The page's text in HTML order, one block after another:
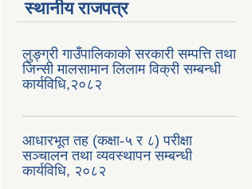
स्थानीय राजपत्र
लुङ्ग्री गाउँपालिकाको सरकारी सम्पत्ति तथा
जिन्सी मालसामान लिलाम विक्री सम्बन्धी
कार्यविधि,२०८२
आधारभूत तह (कक्षा-५ र ८) परीक्षा
सञ्चालन तथा व्यवस्थापन सम्बन्धी
कार्यविधि, २०८२